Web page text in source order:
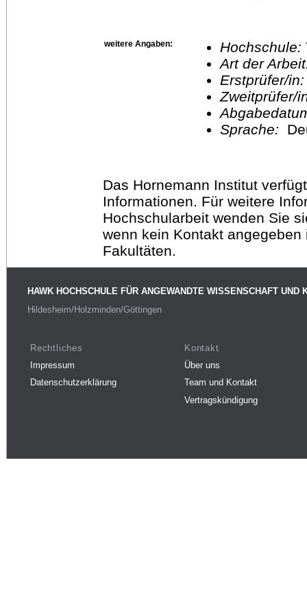
weitere Angaben: Hochschule:
Art der
Erstprüfer/
Sprache:
Das Hornemann Institut
Informationen. Für weitere
Hochschularbeit wenden Sie
wenn kein Kontakt
Fakultäten.
HAWK HOCHSCHULE FÜR ANGEWANDTE WISSENSCHAFT UND
Hildesheim/Holzminden/Göttingen
Rechtliches
Impressum
Datenschutzerklärung
Kontakt
Über uns
Team und Kontakt
Vertragskündigung